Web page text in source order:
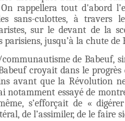
rappellera tout d'abord
sans-culottes, à travers
sur le devant de la
jusqu’à la chute
de Babeuf,
croyait dans le
avant que la Révolution
notamment essayé de
s’efforçait de «
de l’assimiler, de le